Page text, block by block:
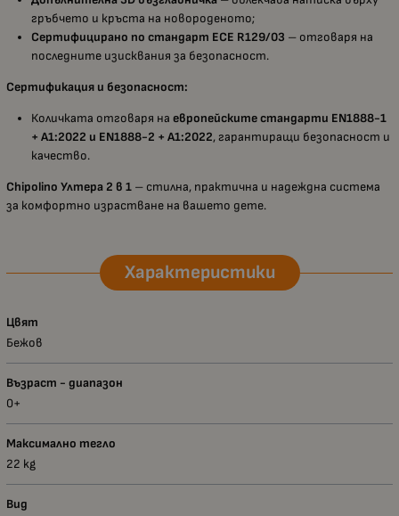
гръбчето и кръста на новороденото;
Сертифицирано по стандарт ECE R129/03 – отговаря на
последните изисквания за безопасност.
Сертификация и безопасност:
Количката отговаря на европейските стандарти EN1888-1
+ A1:2022 и EN1888-2 + A1:2022, гарантиращи безопасност и
качество.
Chipolino Ултера 2 в 1 – стилна, практична и надеждна система
за комфортно израстване на вашето дете.
Характеристики
Цвят
Бежов
Възраст - диапазон
0+
Максимално тегло
22 kg
Вид